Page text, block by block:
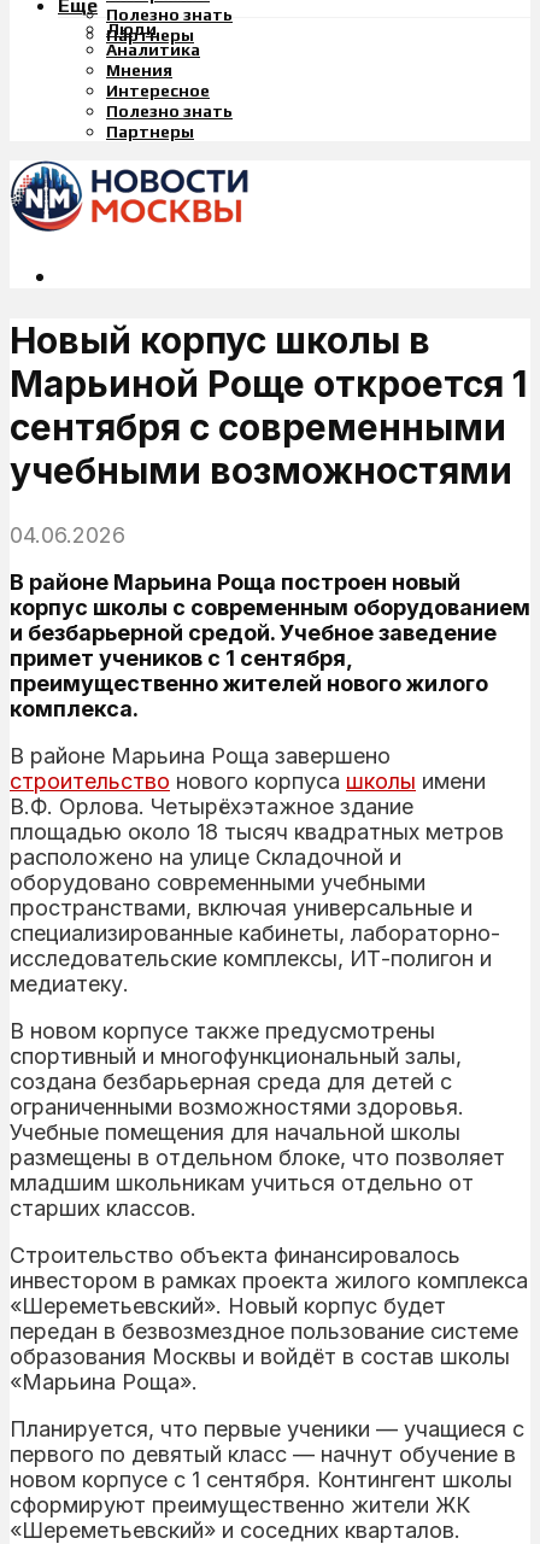
Полезно знать
Партнеры
Еще
Люди
Аналитика
Мнения
Интересное
Полезно знать
Партнеры
Новый корпус школы в
Марьиной Роще откроется 1
сентября с современными
учебными возможностями
04.06.2026
В районе Марьина Роща построен новый
корпус школы с современным оборудованием
и безбарьерной средой. Учебное заведение
примет учеников с 1 сентября,
преимущественно жителей нового жилого
комплекса.
В районе Марьина Роща завершено
строительство нового корпуса школы имени
В.Ф. Орлова. Четырёхэтажное здание
площадью около 18 тысяч квадратных метров
расположено на улице Складочной и
оборудовано современными учебными
пространствами, включая универсальные и
специализированные кабинеты, лабораторно-
исследовательские комплексы, ИТ-полигон и
медиатеку.
В новом корпусе также предусмотрены
спортивный и многофункциональный залы,
создана безбарьерная среда для детей с
ограниченными возможностями здоровья.
Учебные помещения для начальной школы
размещены в отдельном блоке, что позволяет
младшим школьникам учиться отдельно от
старших классов.
Строительство объекта финансировалось
инвестором в рамках проекта жилого комплекса
«Шереметьевский». Новый корпус будет
передан в безвозмездное пользование системе
образования Москвы и войдёт в состав школы
«Марьина Роща».
Планируется, что первые ученики — учащиеся с
первого по девятый класс — начнут обучение в
новом корпусе с 1 сентября. Контингент школы
сформируют преимущественно жители ЖК
«Шереметьевский» и соседних кварталов.